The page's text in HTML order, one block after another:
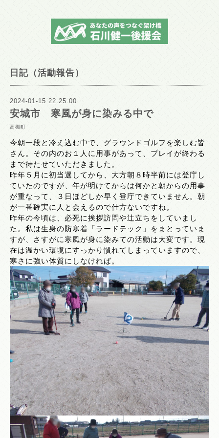
日記（活動報告）
2024-01-15 22:25:00
安城市 寒風が身に染みる中で
高棚町
今朝一段と冷え込む中で、グラウンドゴルフを楽しむ皆
さん。その内のお１人に用事があって、プレイが終わる
まで待たせていただきました。
昨年５月に初当選してから、大方朝８時半前には登庁し
ていたのですが、年が明けてからは何かと朝からの用事
が重なって、３日ほどしか早く登庁できていません。朝
が一番確実に人と会えるので仕方ないですね。
昨年の今頃は、必死に挨拶訪問や辻立ちをしていまし
た。私は生身の防寒着「ラードテック」をまとっていま
すが、さすがに寒風が身に染みての活動は大変です。現
在は温かい環境にすっかり慣れてしまっていますので、
寒さに強い体質にしなければ。